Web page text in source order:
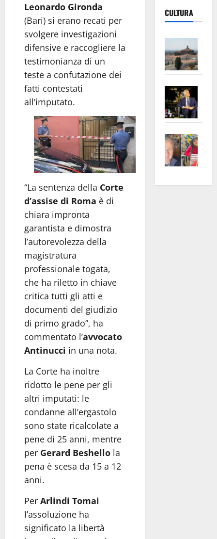
Leonardo Gironda
(Bari) si erano recati per
svolgere investigazioni
difensive e raccogliere la
testimonianza di un
teste a confutazione dei
fatti contestati
all’imputato.
“La sentenza della Corte
d’assise di Roma è di
chiara impronta
garantista e dimostra
l’autorevolezza della
magistratura
professionale togata,
che ha riletto in chiave
critica tutti gli atti e
documenti del giudizio
di primo grado”, ha
commentato l’avvocato
Antinucci in una nota.
La Corte ha inoltre
ridotto le pene per gli
altri imputati: le
condanne all’ergastolo
sono state ricalcolate a
pene di 25 anni, mentre
per Gerard Beshello la
pena è scesa da 15 a 12
anni.
Per Arlindi Tomai
l’assoluzione ha
significato la libertà
CULTURA
euro
apre